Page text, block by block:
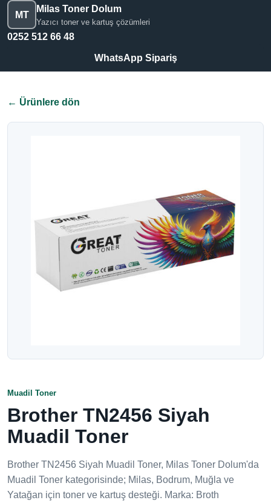
MT
Milas Toner Dolum
Yazıcı toner ve kartuş çözümleri
0252 512 66 48
WhatsApp Sipariş
← Ürünlere dön
Muadil Toner
Brother TN2456 Siyah
Muadil Toner
Brother TN2456 Siyah Muadil Toner, Milas Toner Dolum'da
Muadil Toner kategorisinde; Milas, Bodrum, Muğla ve
Yatağan için toner ve kartuş desteği. Marka: Broth